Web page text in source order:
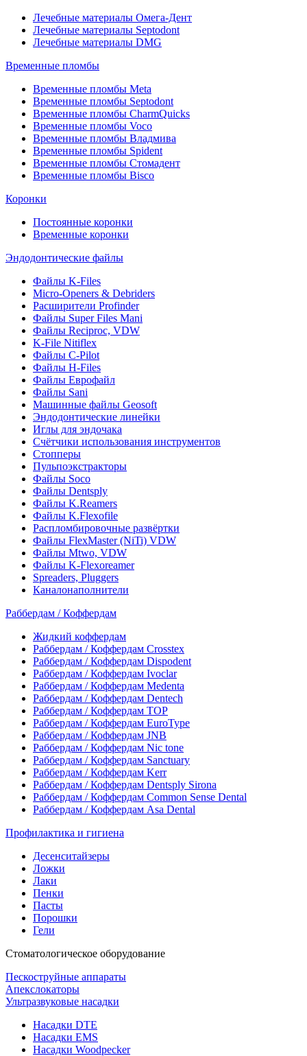
Лечебные материалы Омега-Дент
Лечебные материалы Septodont
Лечебные материалы DMG
Временные пломбы
Временные пломбы Meta
Временные пломбы Septodont
Временные пломбы CharmQuicks
Временные пломбы Voco
Временные пломбы Владмива
Временные пломбы Spident
Временные пломбы Стомадент
Временные пломбы Bisco
Коронки
Постоянные коронки
Временные коронки
Эндодонтические файлы
Файлы K-Files
Micro-Openers & Debriders
Расширители Profinder
Файлы Super Files Mani
Файлы Reciproc, VDW
K-File Nitiflex
Файлы C-Pilot
Файлы H-Files
Файлы Еврофайл
Файлы Sani
Машинные файлы Geosoft
Эндодонтические линейки
Иглы для эндочака
Счётчики использования инструментов
Стопперы
Пульпоэкстракторы
Файлы Soco
Файлы Dentsply
Файлы K.Reamers
Файлы K.Flexofile
Распломбировочные развёртки
Файлы FlexMaster (NiTi) VDW
Файлы Mtwo, VDW
Файлы K-Flexoreamer
Spreaders, Pluggers
Каналонаполнители
Раббердам / Коффердам
Жидкий коффердам
Раббердам / Коффердам Crosstex
Раббердам / Коффердам Dispodent
Раббердам / Коффердам Ivoclar
Раббердам / Коффердам Medenta
Раббердам / Коффердам Dentech
Раббердам / Коффердам ТОР
Раббердам / Коффердам EuroType
Раббердам / Коффердам JNB
Раббердам / Коффердам Nic tone
Раббердам / Коффердам Sanctuary
Раббердам / Коффердам Kerr
Раббердам / Коффердам Dentsply Sirona
Раббердам / Коффердам Common Sense Dental
Раббердам / Коффердам Asa Dental
Профилактика и гигиена
Десенситайзеры
Ложки
Лаки
Пенки
Пасты
Порошки
Гели
Стоматологическое оборудование
Пескоструйные аппараты
Апекслокаторы
Ультразвуковые насадки
Насадки DTE
Насадки EMS
Насадки Woodpecker